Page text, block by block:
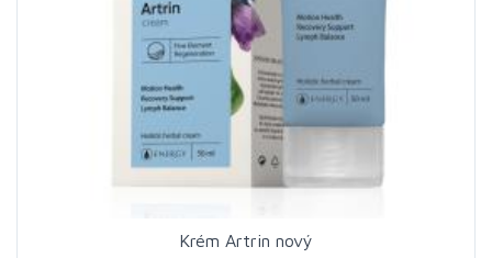
Krém Artrin nový